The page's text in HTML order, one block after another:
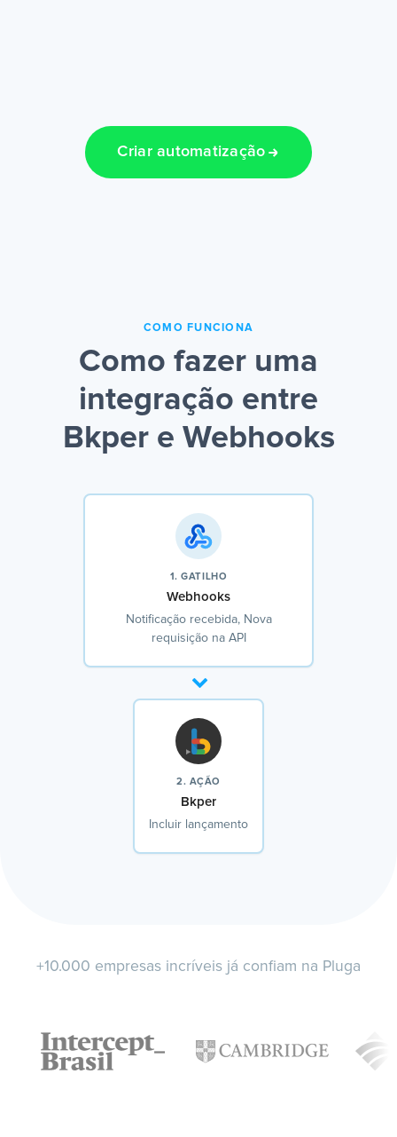
Criar automatização
COMO FUNCIONA
Como fazer uma
integração entre
Bkper e Webhooks
1. GATILHO
Webhooks
Notificação recebida, Nova
requisição na API
2. AÇÃO
Bkper
Incluir lançamento
+10.000 empresas incríveis já confiam na Pluga